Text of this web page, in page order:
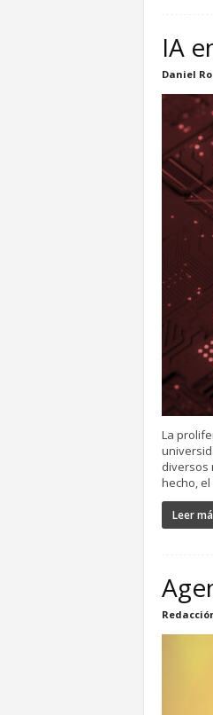
IA
Daniel
La
diversos
hecho, el
Leer